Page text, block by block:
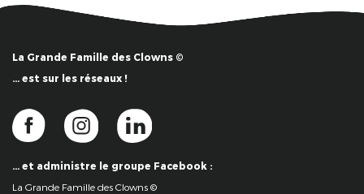
La Grande Famille des Clowns ©
… est sur les réseaux !
… et administre le groupe Facebook :
La Grande Famille des Clowns ©